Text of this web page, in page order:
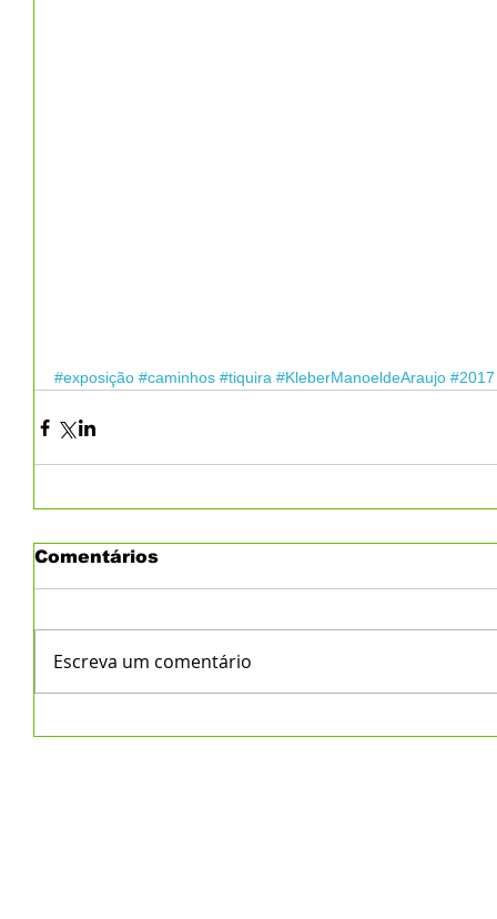
#exposição #caminhos #tiquira #KleberManoeldeAraujo #2017
Comentários
Escreva um comentário